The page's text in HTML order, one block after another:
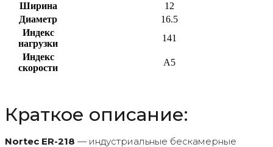
Ширина
12
Диаметр
16.5
Индекс
нагрузки
141
Индекс
скорости
A5
Краткое описание:
Nortec ER-218 — индустриальные бескамерные